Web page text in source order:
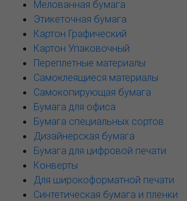
Мелованная бумага
Этикеточная бумага
Картон Графический
Картон Упаковочный
Переплетные материалы
Самоклеящиеся материалы
Самокопирующая бумага
Бумага для офиса
Бумага специальных сортов
Дизайнерская бумага
Бумага для цифровой печати
Конверты
Для широкоформатной печати
Синтетическая бумага и пленки